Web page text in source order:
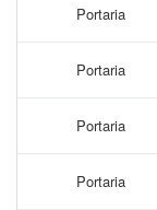
Portaria
Portaria
Portaria
Portaria